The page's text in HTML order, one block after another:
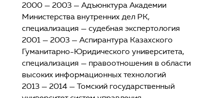
2000 — 2003 — Адъюнктура Академии
Министерства внутренних дел РК,
специализация — судебная экспертология
2001 — 2003 — Аспирантура Казахского
Гуманитарно-Юридического университета,
специализация — правоотношения в области
высоких информационных технологий
2013 — 2014 — Томский государственный